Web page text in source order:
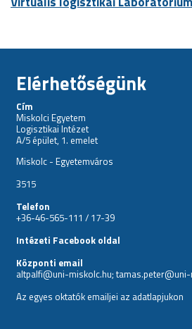
Elérhetőségünk
Cím
Miskolci Egyetem
Logisztikai Intézet
A/5 épület, 1. emelet
Miskolc - Egyetemváros
3515
Telefon
+36-46-565-111 / 17-39
Intézeti Facebook oldal
Központi email
altpalfi@uni-miskolc.hu;
Az egyes oktatók emailjei az adatlapjukon